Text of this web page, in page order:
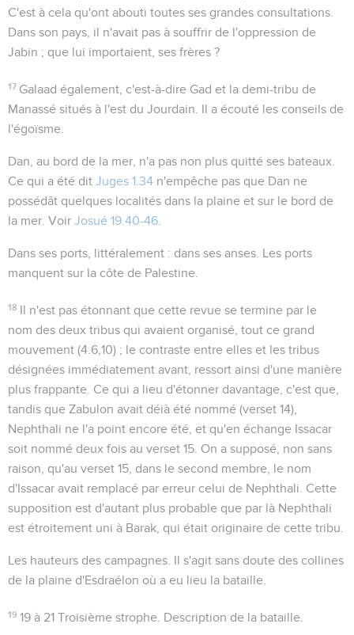
C'est à cela qu'ont abouti toutes ses grandes consultations.
Dans son pays, il n'avait pas à souffrir de l'oppression de
Jabin ; que lui importaient, ses frères ?
17 Galaad également, c'est-à-dire Gad et la demi-tribu de
Manassé situés à l'est du Jourdain. Il a écouté les conseils de
l'égoïsme.
Dan , au bord de la mer, n'a pas non plus quitté ses bateaux.
Ce qui a été dit Juges 1.34 n'empêche pas que Dan ne
possédât quelques localités dans la plaine et sur le bord de
la mer. Voir Josué 19.40-46
Dans ses ports , littéralement : dans ses anses . Les ports
manquent sur la côte de Palestine.
18 Il n'est pas étonnant que cette revue se termine par le
nom des deux tribus qui avaient organisé, tout ce grand
mouvement (4.6,10) ; le contraste entre elles et les tribus
désignées immédiatement avant, ressort ainsi d'une manière
plus frappante. Ce qui a lieu d'étonner davantage, c'est que,
tandis que Zabulon avait déià été nommé (verset 14),
Nephthali ne l'a point encore été, et qu'en échange Issacar
soit nommé deux fois au verset 15. On a supposé, non sans
raison, qu'au verset 15, dans le second membre, le nom
d'Issacar avait remplacé par erreur celui de Nephthali. Cette
supposition est d'autant plus probable que par là Nephthali
est étroitement uni à Barak, qui était originaire de cette tribu.
Les hauteurs des campagnes . Il s'agit sans doute des collines
de la plaine d'Esdraélon où a eu lieu la bataille.
19 19 à 21 Troisième strophe. Description de la bataille.